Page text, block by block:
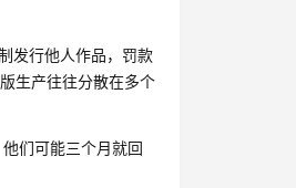
发行他人作品，罚款
生产往往分散在多个
们可能三个月就回